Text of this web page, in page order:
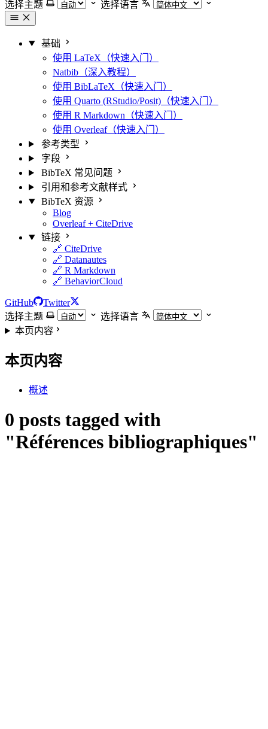
选择主题
选择语言
基础
使用 LaTeX（快速入门）
Natbib（深入教程）
使用 BibLaTeX（快速入门）
使用 Quarto (RStudio/Posit)（快速入门）
使用 R Markdown（快速入门）
使用 Overleaf（快速入门）
参考类型
字段
BibTeX 常见问题
引用和参考文献样式
BibTeX 资源
Blog
Overleaf + CiteDrive
链接
🔗 CiteDrive
🔗 Datanautes
🔗 R Markdown
🔗 BehaviorCloud
GitHub
Twitter
选择主题
选择语言
本页内容
本页内容
概述
0 posts tagged with
"Références bibliographiques"